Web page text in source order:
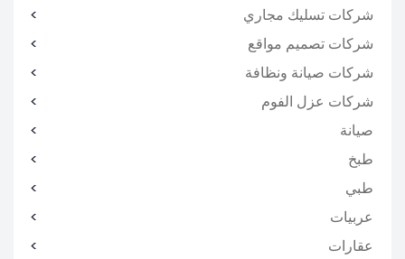
شركات تسليك مجاري
شركات تصميم مواقع
شركات صيانة ونظافة
شركات عزل الفوم
صيانة
طبخ
طبي
عربيات
عقارات